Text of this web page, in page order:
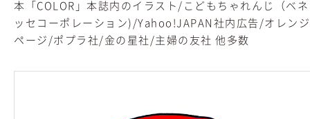
本「COLOR」本誌内のイラスト/こどもちゃれんじ（ベネ
ッセコーポレーション)/Yahoo!JAPAN社内広告/オレンジ
ページ/ポプラ社/金の星社/主婦の友社 他多数